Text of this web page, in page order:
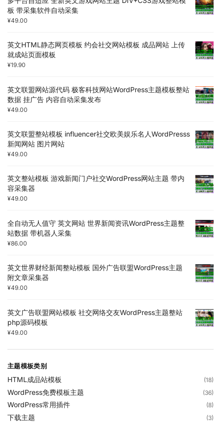
板 带采集软件自动采集
¥49.00
英文HTML静态网页模板 约会社交网站模板 成品网站 上传
就成站页面模板
¥19.90
英文联盟网站源代码 极客科技网站WordPress主题模板整站
数据 挂广告 内容自动采集发布
¥49.00
英文联盟整站模板 influencer社交欧美娱乐名人WordPresss
新闻网站 图片网站
¥49.00
英文整站模板 游戏新闻门户社交WordPress网站主题 带内
容采集器
¥49.00
全自动无人值守 英文网站 世界新闻资讯WordPress主题整
站数据 带机器人采集
¥86.00
英文世界财经新闻整站模板 国外广告联盟WordPress主题
附文章采集器
¥49.00
英文广告联盟网站模板 社交网络交友WordPress主题整站
php源码模板
¥49.00
主题模板类别
HTML成品站模板 (18)
WordPress免费模板主题 (36)
WordPress常用插件 (8)
下载主题 (3)